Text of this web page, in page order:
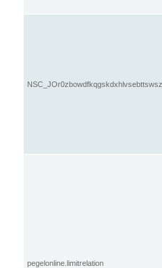
pegelonline.limitrelation